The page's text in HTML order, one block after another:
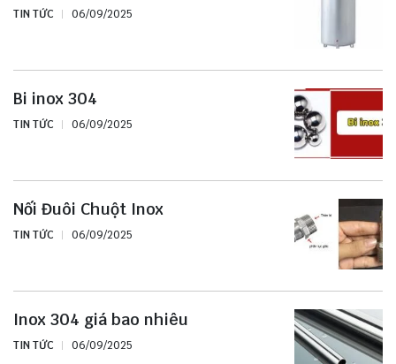
TIN TỨC 06/09/2025
Bi inox 304
TIN TỨC 06/09/2025
Nối Đuôi Chuột Inox
TIN TỨC 06/09/2025
Inox 304 giá bao nhiêu
TIN TỨC 06/09/2025